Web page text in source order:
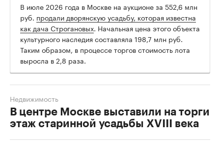
В июле 2026 года в Москве на аукционе за 552,6 млн
руб. продали дворянскую усадьбу, которая известна
как дача Строгановых. Начальная цена этого объекта
культурного наследия составляла 198,7 млн руб.
Таким образом, в процессе торгов стоимость лота
выросла в 2,8 раза.
В центре Москве выставили на торги
этаж старинной усадьбы XVIII века
Недвижимость